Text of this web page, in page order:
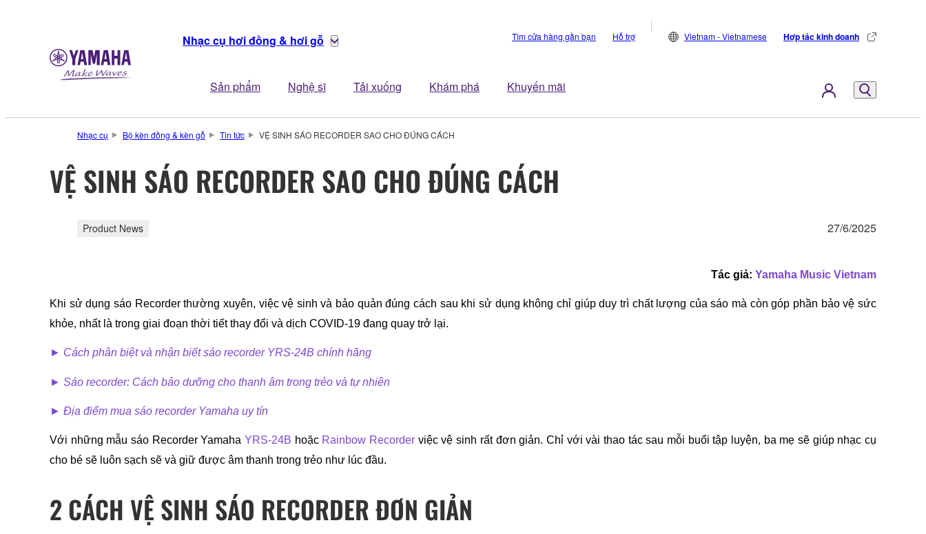
Nhạc cụ hơi đồng & hơi gỗ
Sản phẩm Nghệ sĩ Tải xuống Khám phá Khuyến mãi
Tìm cửa hàng gần bạn Hỗ trợ Vietnam - Vietnamese Hợp tác kinh doanh
Nhạc cụ Bộ kèn đồng & kèn gỗ Tin tức VỆ SINH SÁO RECORDER SAO CHO ĐÚNG CÁCH
VỆ SINH SÁO RECORDER SAO CHO ĐÚNG CÁCH
Product News 27/6/2025
Tác giả: Yamaha Music Vietnam
Khi sử dụng sáo Recorder thường xuyên, việc vệ sinh và bảo quản đúng cách sau khi sử dụng không chỉ giúp duy trì chất lượng của sáo mà còn góp phần bảo vệ sức
khỏe, nhất là trong giai đoạn thời tiết thay đổi và dịch COVID-19 đang quay trở lại.
► Cách phân biệt và nhận biết sáo recorder YRS-24B chính hãng
► Sáo recorder: Cách bảo dưỡng cho thanh âm trong trẻo và tự nhiên
► Địa điểm mua sáo recorder Yamaha uy tín
Với những mẫu sáo Recorder Yamaha YRS-24B hoặc Rainbow Recorder việc vệ sinh rất đơn giản. Chỉ với vài thao tác sau mỗi buổi tập luyện, ba mẹ sẽ giúp nhạc cụ
cho bé sẽ luôn sạch sẽ và giữ được âm thanh trong trẻo như lúc đầu.
2 CÁCH VỆ SINH SÁO RECORDER ĐƠN GIẢN